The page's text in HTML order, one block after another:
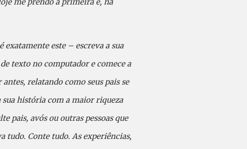
este – escreva a sua
texto no computador e comece a
relatando como seus pais se
sua história com a maior riqueza
pais, avós ou outras pessoas que
tudo. Conte tudo. As experiências,